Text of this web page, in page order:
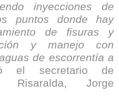
inyecciones de
puntos donde hay
de fisuras y
y manejo con
de escorrentía a
el secretario de
Risaralda, Jorge